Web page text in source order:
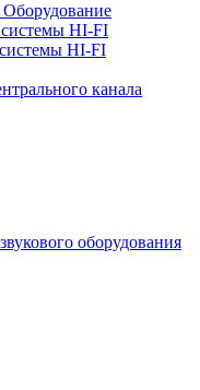
HI-FI
HI-FI
канала
оборудования